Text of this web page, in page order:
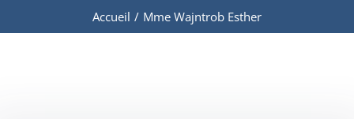
Accueil / Mme Wajntrob Esther